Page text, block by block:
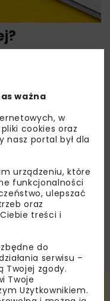
otrzymywać od
oferty i
na otrzymywanie na
ZAPISZ MNIE
ważna
w
cookies oraz
nasz portal był dla
urządzeniu, które
funkcjonalności
ulepszać
oraz
treści i
do
serwisu –
Twojej zgody.
Twoje
Użytkownikiem.